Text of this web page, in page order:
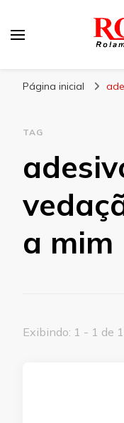
Página inicial
TAG
a mim
Exibindo: 1 - 1 de